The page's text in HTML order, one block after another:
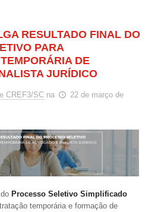
RESULTADO FINAL DO
PARA
DE
JURÍDICO
CREF3/SC na
22 de março de
Processo Seletivo Simplificado
temporária e formação de